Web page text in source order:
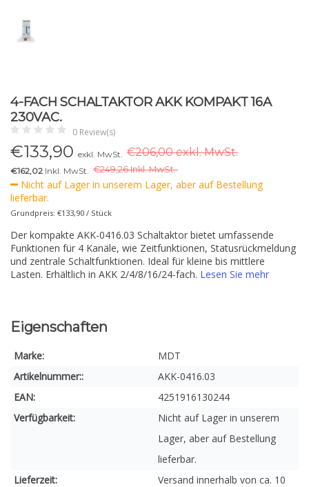
4-FACH SCHALTAKTOR AKK KOMPAKT 16A
230VAC.
0 Review(s)
€133,90 exkl. MwSt. €206,00 exkl. MwSt.
€162,02 Inkl. MwSt. €249,26 Inkl. MwSt..
Nicht auf Lager in unserem Lager, aber auf Bestellung
lieferbar.
Grundpreis: €133,90 / Stück
Der kompakte AKK-0416.03 Schaltaktor bietet umfassende
Funktionen für 4 Kanäle, wie Zeitfunktionen, Statusrückmeldung
und zentrale Schaltfunktionen. Ideal für kleine bis mittlere
Lasten. Erhältlich in AKK 2/4/8/16/24-fach. Lesen Sie mehr
Eigenschaften
Marke:
MDT
Artikelnummer::
AKK-0416.03
EAN:
4251916130244
Verfügbarkeit:
Nicht auf Lager in unserem
Lager, aber auf Bestellung
lieferbar.
Lieferzeit:
Versand innerhalb von ca. 10